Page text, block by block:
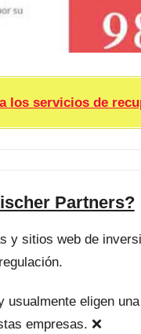
los servicios de
Partners?
y sitios web de
eligen
empresas. ❌